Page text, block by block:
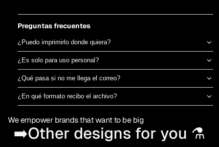
Preguntas frecuentes
¿Puedo imprimirlo donde quiera?
Sí, el archivo es tuyo para imprimir en el taller de DTF o sublimación
que prefieras. No estamos ligados a una imprenta específica.
¿Es solo para uso personal?
Puedes usarlo para camisetas propias o para vender productos
físicos ya impresos. No está permitido revender o redistribuir el
archivo digital en sí.
¿Qué pasa si no me llega el correo?
Revisa spam o promociones primero. Si aún así no aparece en 30
minutos, escríbenos por el chat de la tienda y te lo reenviamos al
¿En qué formato recibo el archivo?
directamente en DTF o sublimación.
We empower brands that want to be big
➡️Other designs for you ⚗️